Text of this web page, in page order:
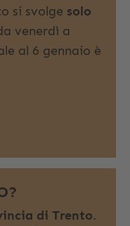
si svolge solo
venerdì a
al 6 gennaio è
di Trento.